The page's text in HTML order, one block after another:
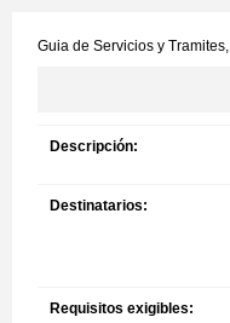
Guia de Servicios y Tramites,
Descripción:
Destinatarios:
Requisitos exigibles: